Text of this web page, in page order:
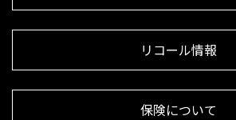
リコール情報
保険について